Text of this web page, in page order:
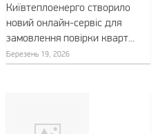
Київтеплоенерго створило
новий онлайн-сервіс для
замовлення повірки кварт...
Березень 19, 2026